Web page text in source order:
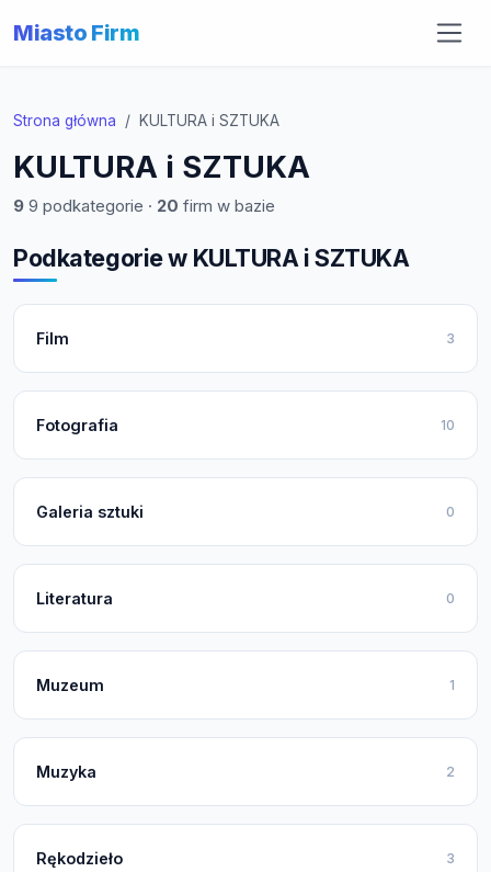
Miasto Firm
Strona główna KULTURA i SZTUKA
KULTURA i SZTUKA
9 9 podkategorie · 20 firm w bazie
Podkategorie w KULTURA i SZTUKA
Film 3
Fotografia 10
Galeria sztuki 0
Literatura 0
Muzeum 1
Muzyka 2
Rękodzieło 3